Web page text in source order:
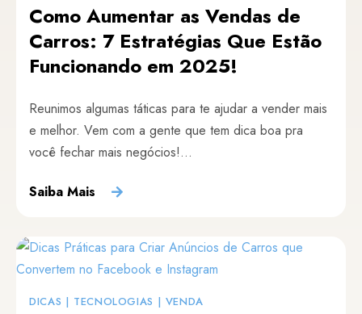
Como Aumentar as Vendas de
Carros: 7 Estratégias Que Estão
Funcionando em 2025!
Reunimos algumas táticas para te ajudar a vender mais
e melhor. Vem com a gente que tem dica boa pra
você fechar mais negócios!...
Saiba Mais
DICAS | TECNOLOGIAS | VENDA